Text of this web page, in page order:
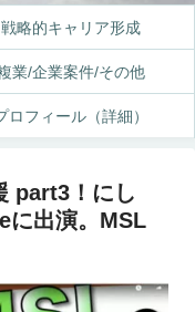
戦略的キャリア形成
業/企業案件/その他
ロフィール（詳細）
part3！にし
に出演。MSL